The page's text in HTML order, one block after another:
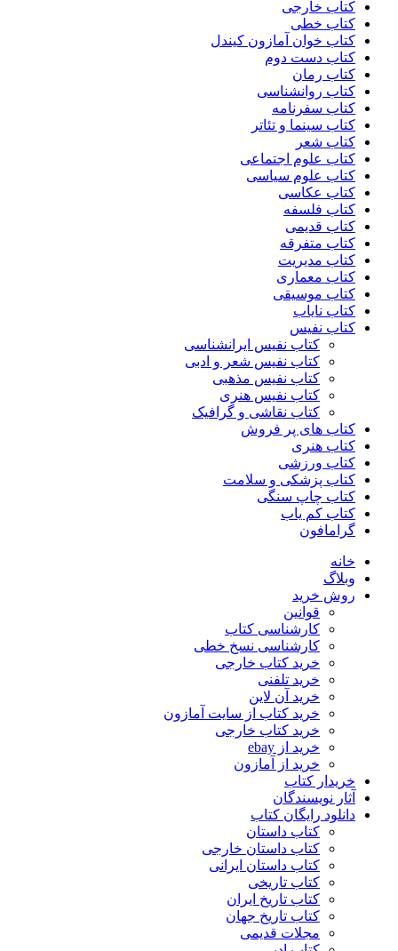
کتاب خارجی
کتاب خطی
کتاب خوان آمازون کیندل
کتاب دست دوم
کتاب رمان
کتاب روانشناسی
کتاب سفرنامه
کتاب سینما و تئاتر
کتاب شعر
کتاب علوم اجتماعی
کتاب علوم سیاسی
کتاب عکاسی
کتاب فلسفه
کتاب قدیمی
کتاب متفرقه
کتاب مدیریت
کتاب معماری
کتاب موسیقی
کتاب نایاب
کتاب نفیس
کتاب نفیس ایرانشناسی
کتاب نفیس شعر و ادبی
کتاب نفیس مذهبی
کتاب نفیس هنری
کتاب نقاشی و گرافیک
کتاب های پر فروش
کتاب هنری
کتاب ورزشی
کتاب پزشکی و سلامت
کتاب چاپ سنگی
کتاب کم یاب
گرامافون
خانه
وبلاگ
روش خرید
قوانین
کارشناسی کتاب
کارشناسی نسخ خطی
خرید کتاب خارجی
خرید تلفنی
خرید آن لاین
خرید کتاب از سایت آمازون
خرید کتاب خارجی
خرید از ebay
خرید از آمازون
خریدار کتاب
آثار نویسندگان
دانلود رایگان کتاب
کتاب داستان
کتاب داستان خارجی
کتاب داستان ایرانی
کتاب تاریخی
کتاب تاریخ ایران
کتاب تاریخ جهان
مجلات قدیمی